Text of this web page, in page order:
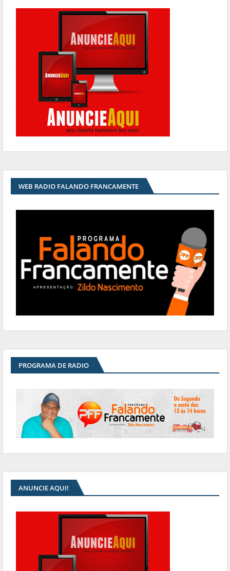
WEB RADIO FALANDO FRANCAMENTE
PROGRAMA DE RADIO
ANUNCIE AQUI!